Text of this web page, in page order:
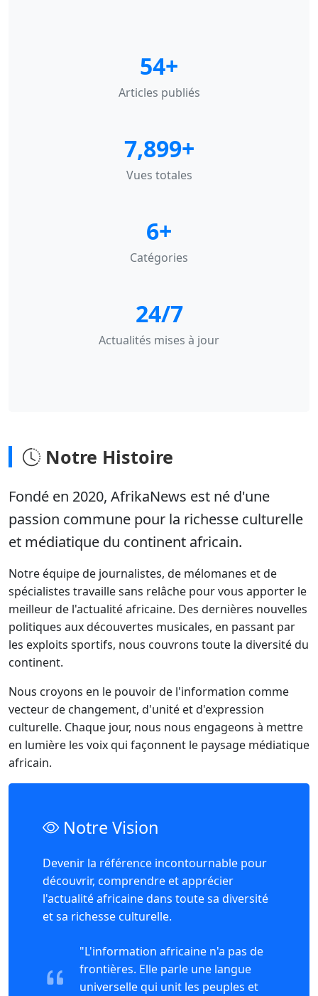
54+
Articles publiés
7,899+
Vues totales
6+
Catégories
24/7
Actualités mises à jour
Notre Histoire
Fondé en 2020, AfrikaNews est né d'une
passion commune pour la richesse culturelle
et médiatique du continent africain.
Notre équipe de journalistes, de mélomanes et de
spécialistes travaille sans relâche pour vous apporter le
meilleur de l'actualité africaine. Des dernières nouvelles
politiques aux découvertes musicales, en passant par
les exploits sportifs, nous couvrons toute la diversité du
continent.
Nous croyons en le pouvoir de l'information comme
vecteur de changement, d'unité et d'expression
culturelle. Chaque jour, nous nous engageons à mettre
en lumière les voix qui façonnent le paysage médiatique
africain.
Notre Vision
Devenir la référence incontournable pour
découvrir, comprendre et apprécier
l'actualité africaine dans toute sa diversité
et sa richesse culturelle.
"L'information africaine n'a pas de
frontières. Elle parle une langue
universelle qui unit les peuples et